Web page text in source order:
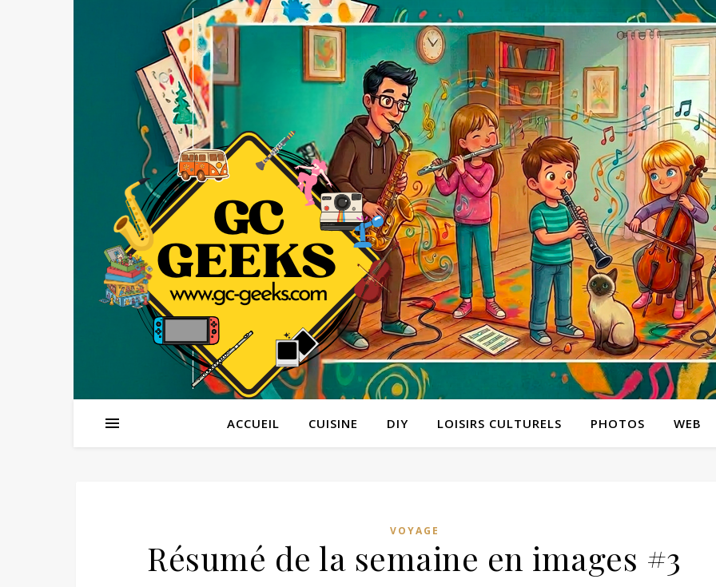
ACCUEIL CUISINE DIY LOISIRS CULTURELS PHOTOS WEB
VOYAGE
Résumé de la semaine en images #3